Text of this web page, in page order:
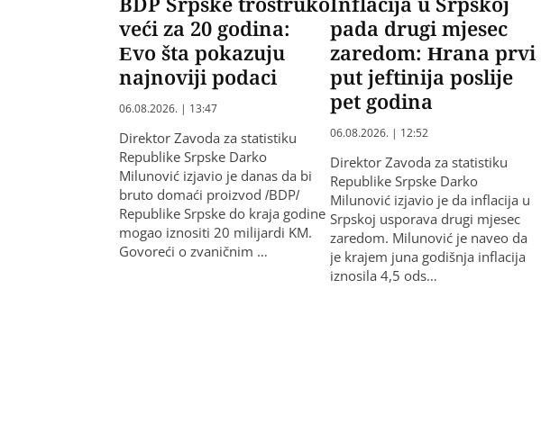
veći za 20 godina:
Evo šta pokazuju
najnoviji podaci
06.08.2026. | 13:47
Direktor Zavoda za statistiku
Republike Srpske Darko
Milunović izjavio je danas da bi
bruto domaći proizvod /BDP/
Republike Srpske do kraja godine
mogao iznositi 20 milijardi KM.
Govoreći o zvaničnim …
pada drugi mjesec
zaredom: Hrana prvi
put jeftinija poslije
pet godina
06.08.2026. | 12:52
Direktor Zavoda za statistiku
Republike Srpske Darko
Milunović izjavio je da inflacija u
Srpskoj usporava drugi mjesec
zaredom. Milunović je naveo da
je krajem juna godišnja inflacija
iznosila 4,5 ods…